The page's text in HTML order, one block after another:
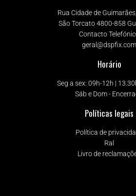
Rua Cidade de
São Torcato 4800-858
Contacto
geral@dspfix.com
Horário
Seg a sex: 09h-12h |
Sáb e Dom -
Políticas legais
Política de
Ral
Livro de